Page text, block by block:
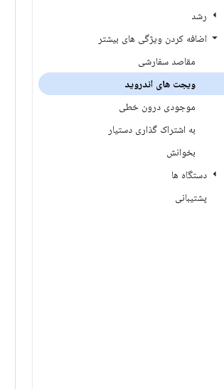
رشد
اضافه کردن ویژگی های بیشتر
مقاصد سفارشی
ویجت های اندروید
موجودی درون خطی
به اشتراک گذاری دستیار
بخوانش
دستگاه ها
پشتیبانی